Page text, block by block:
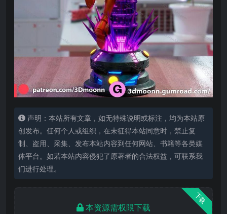
声明：本站所有文章，如无特殊说明或标注，均为本站原
创发布。任何个人或组织，在未征得本站同意时，禁止复
制、盗用、采集、发布本站内容到任何网站、书籍等各类媒
体平台。如若本站内容侵犯了原著者的合法权益，可联系我
们进行处理。
下载
本资源需权限下载